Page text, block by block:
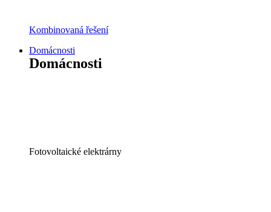
Kombinovaná řešení
Domácnosti
Domácnosti
Fotovoltaické elektrárny